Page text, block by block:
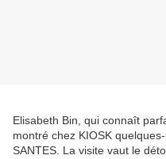
Elisabeth Bin, qui connaît
montré chez KIOSK
SANTES. La visite vaut le